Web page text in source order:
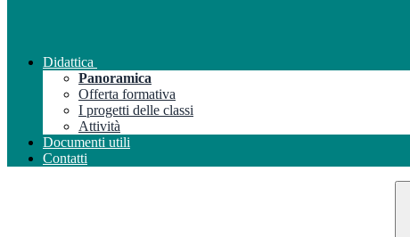
Didattica
Panoramica
Offerta formativa
I progetti delle classi
Attività
Documenti utili
Contatti